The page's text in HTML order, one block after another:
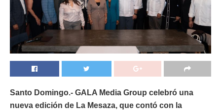
Santo Domingo.- GALA Media Group celebró una
nueva edición de La Mesaza, que contó con la